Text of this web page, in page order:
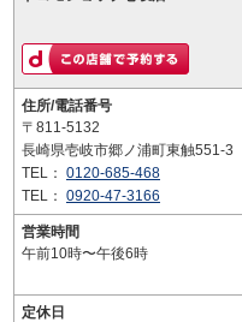
住所/電話番号
〒811-5132
長崎県壱岐市郷ノ浦町東触551-3
TEL： 0120-685-468
TEL： 0920-47-3166
営業時間
午前10時〜午後6時
定休日